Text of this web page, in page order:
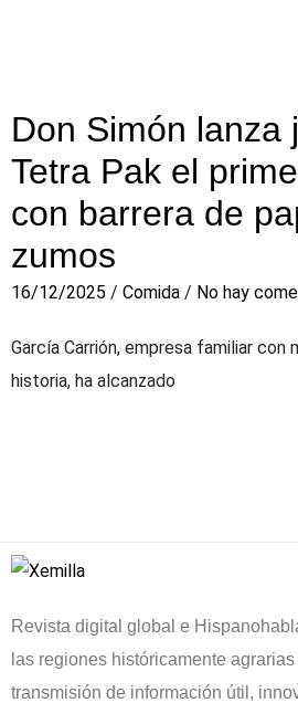
Don Simón lanza
Tetra Pak el
con barrera de
zumos
16/12/2025 / Comida / No hay
García Carrión, empresa familiar con
historia, ha alcanzado
Revista digital global e
las regiones históricamente
transmisión de información útil,